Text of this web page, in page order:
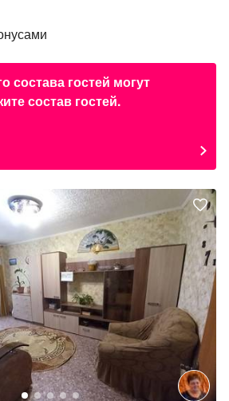
состава гостей могут
состав гостей.